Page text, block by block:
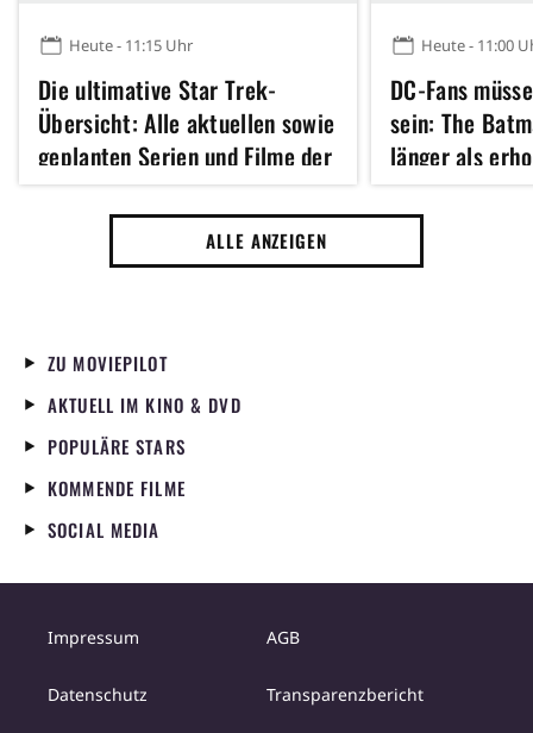
Heute - 11:15 Uhr
Die ultimative Star Trek-
Übersicht: Alle aktuellen sowie
geplanten Serien und Filme der
seit 60 Jahre laufenden Sci-Fi-
Heute - 11:00
DC-Fans
sein: The
länger als
ALLE ANZEIGEN
ZU MOVIEPILOT
AKTUELL IM KINO & DVD
POPULÄRE STARS
KOMMENDE FILME
SOCIAL MEDIA
Impressum AGB
Datenschutz Transparenzbericht